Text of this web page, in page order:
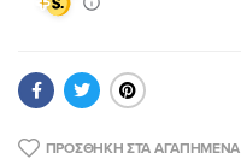
ΠΡΟΣΘΉΚΗ ΣΤΑ ΑΓΑΠΗΜΈΝΑ